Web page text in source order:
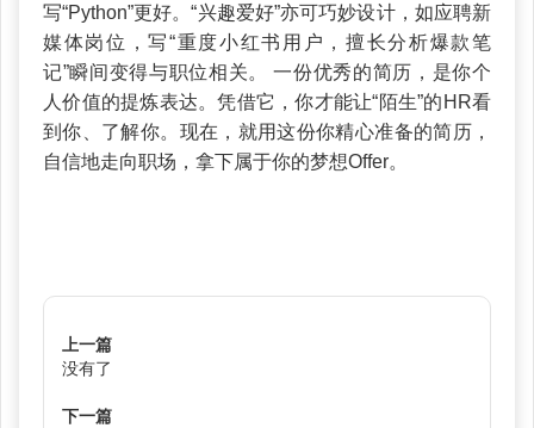
写“Python”更好。“兴趣爱好”亦可巧妙设计，如应聘新
媒体岗位，写“重度小红书用户，擅长分析爆款笔
记”瞬间变得与职位相关。 一份优秀的简历，是你个
人价值的提炼表达。凭借它，你才能让“陌生”的HR看
到你、了解你。现在，就用这份你精心准备的简历，
自信地走向职场，拿下属于你的梦想Offer。
上一篇
没有了
下一篇